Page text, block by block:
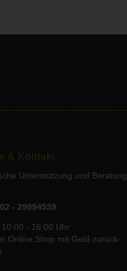
& Kontakt
Unterstützung und Beratung
- 29994539
- 16:00 Uhr
Online Shop mit Geld-zurück-